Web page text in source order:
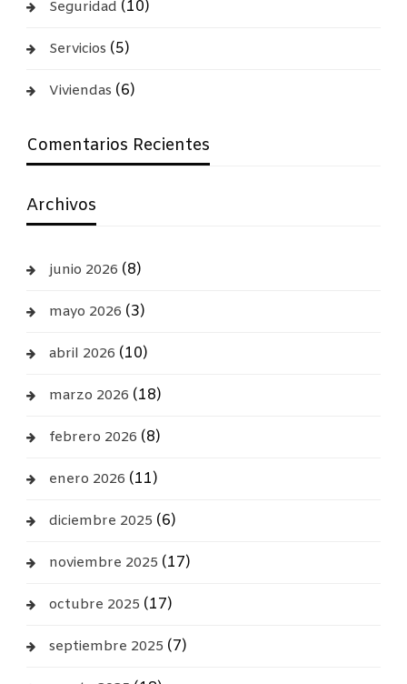
Seguridad (10)
Servicios (5)
Viviendas (6)
Comentarios Recientes
Archivos
junio 2026 (8)
mayo 2026 (3)
abril 2026 (10)
marzo 2026 (18)
febrero 2026 (8)
enero 2026 (11)
diciembre 2025 (6)
noviembre 2025 (17)
octubre 2025 (17)
septiembre 2025 (7)